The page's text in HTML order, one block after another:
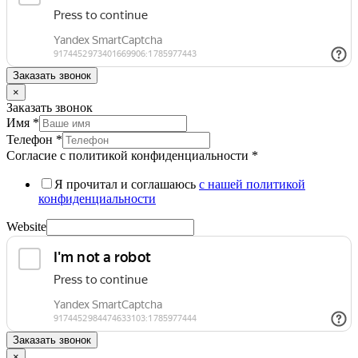
Заказать звонок
×
Заказать звонок
Имя *
Телефон *
Согласие с политикой конфиденциальности *
Я прочитал и соглашаюсь с нашей политикой
конфиденциальности
Website
Заказать звонок